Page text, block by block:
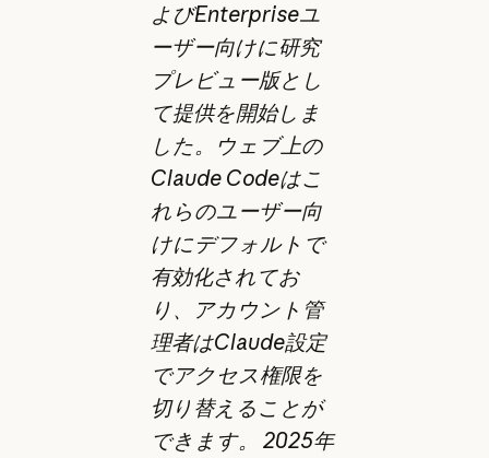
よびEnterpriseユ
ーザー向けに研究
プレビュー版とし
て提供を開始しま
した。ウェブ上の
Claude Codeはこ
れらのユーザー向
けにデフォルトで
有効化されてお
り、アカウント管
理者はClaude設定
でアクセス権限を
切り替えることが
できます。 2025年